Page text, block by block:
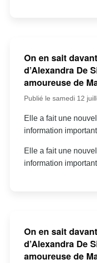
On en sait
d’Alexandra De
amoureuse de
Publié le samedi 12
Elle a fait une
information
Elle a fait une
information
On en sait
d’Alexandra De
amoureuse de